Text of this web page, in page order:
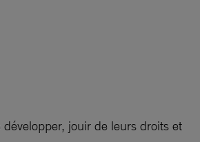
jouir de leurs droits et